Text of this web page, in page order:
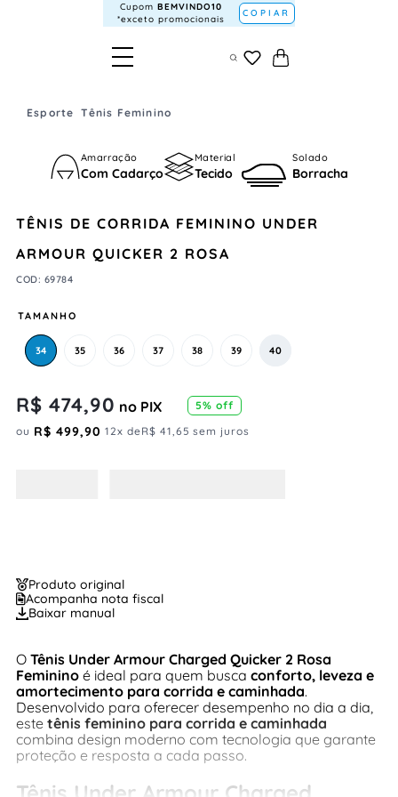
Cupom BEMVINDO10
*exceto promocionais
COPIAR
Esporte Tênis Feminino
Amarração
Com Cadarço
Material
Tecido
Solado
Borracha
TÊNIS DE CORRIDA FEMININO UNDER
ARMOUR QUICKER 2 ROSA
COD: 69784
TAMANHO
34 35 36 37 38 39 40
R$ 474,90 no PIX 5% off
ou R$ 499,90 12x deR$ 41,65 sem juros
Produto original
Acompanha nota fiscal
Baixar manual
O Tênis Under Armour Charged Quicker 2 Rosa
Feminino é ideal para quem busca conforto, leveza e
amortecimento para corrida e caminhada.
Desenvolvido para oferecer desempenho no dia a dia,
este tênis feminino para corrida e caminhada
combina design moderno com tecnologia que garante
proteção e resposta a cada passo.